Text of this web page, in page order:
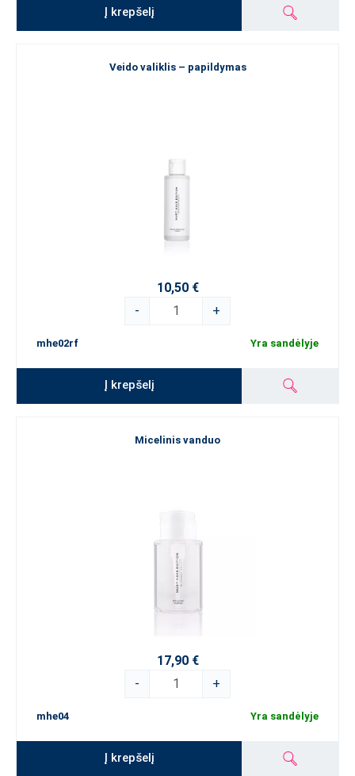
Į krepšelį
Veido valiklis – papildymas
10,50 €
-
+
mhe02rf Yra sandėlyje
Į krepšelį
Micelinis vanduo
17,90 €
-
+
mhe04 Yra sandėlyje
Į krepšelį